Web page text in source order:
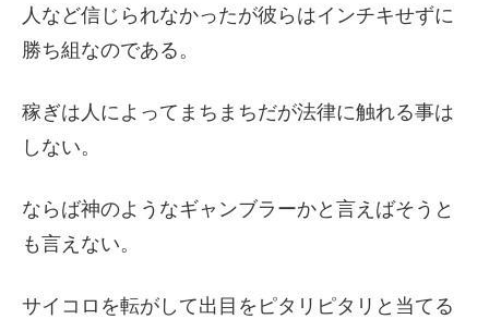
人など信じられなかったが彼らはインチキせずに
勝ち組なのである。
稼ぎは人によってまちまちだが法律に触れる事は
しない。
ならば神のようなギャンブラーかと言えばそうと
も言えない。
サイコロを転がして出目をピタリピタリと当てる